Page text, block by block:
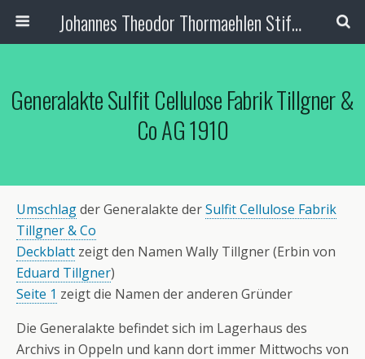
Johannes Theodor Thormaehlen Stiftung
Generalakte Sulfit Cellulose Fabrik Tillgner &
Co AG 1910
Umschlagder Generalakte derSulfit Cellulose Fabrik
Tillgner & Co
Deckblatt zeigt den Namen Wally Tillgner (Erbin von
Eduard Tillgner)
Seite 1 zeigt die Namen der anderen Gründer
Die Generalakte befindet sich im Lagerhaus des
Archivs in Oppeln und kann dort immer Mittwochs von